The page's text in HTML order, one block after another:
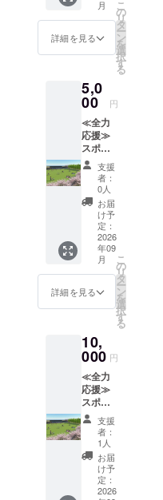
が一、
天災な
どのや
むを得
由で掲
出場
所、掲
出物等
が使用
できな
くなっ
た場
合、私
たちに
できる
限りの
ケアは
させて
いただ
きます
が、そ
れ以上
の対応
かねま
す。 ※
イベン
ト日や
天候不
順、そ
の他の
理由で
掲出で
きない
日が発
生する
こと、
称）
と、
ゴール
ポスト
カバー
銘内容
をご記
入くだ
さい。
ロゴを
希望さ
れた方
には別
途担当
者より
ご連絡
させて
いただ
きま
す。 ＜
例＞ ２
台とも
バック
ネット
望 ゴー
ルポス
トカ
バー 株
式会社
豊田ス
タジア
ム １台
目 バッ
クネッ
ト ロゴ
希望
ゴール
芳名の
お名前
をご記
入くだ
さい。
＞ ベン
チ記銘
憩いの
ベンチ
山田 次
郎 山田
花子 芳
名板 山
田 太郎
＜例②
＞ ベン
チ記銘
どんな
天気で
すか。
ゆっく
りして
ね。 山
田 太郎
山田 太
郎 ※ベ
ンチの
位置は
お選び
いただ
けませ
ん。ま
た公園
内で移
動させ
ること
がござ
③ZEBR
A
Coffee
&
Croissa
ヒー券
４枚
（全ド
リンク
に使え
ます。
価格帯
約500～
750円）
※とよた
スポー
ツパー
ク店の
みで使
用可
能。 ※
使用期
限
2026年
～2027
年3月31
日 ※現
金との
交換は
できま
せん。
おつり
は出ま
せん。
※郵送に
て提供
予定
了まで
掲出方
法：ク
ラブハ
ウス入
面、芳
名板に
個人名
よりも
大きく
法人名
を掲
出。 ※
御芳名
は法
人、自
治体、
または
実在す
る団体
（競技
団体・
NPO
等）等
に限り
ます。
※文字数
によっ
ては、
スペー
スの関
係上、
文字の
サイズ
が小さ
くなる
ことが
ター ☆
時、必
ず備考
るHPへ
の御芳
名のお
名前を
ご記入
くださ
い。
掲載希
望がな
い場合
は、
「掲載
不要」
とご記
たしま
す。
②HP内
ジタル
芳名
※①と同
じもの
を掲出
③サン
クスレ
ター ☆
支援
時、必
ず備考
欄に希
望され
るHPへ
の御芳
名前を
ご記入
掲載希
望がな
い場合
は、
「掲載
不要」
とご記
入くだ
さい。
このリ
ターン
は【ス
（競技
団体・
NPO
く）も
可。
○○高校
OB一同
※いただ
いた費
用は手
数料を
除きす
べてコ
ミュニ
ティ
ガーデ
ンの運
営費に
使用い
特設
ページ
へのデ
ジタル
芳名
※①と同
じもの
を掲出
③サン
クスレ
ター ☆
支援
時、必
公式HP
のコ
ミュニ
ジにお
名前を
御芳名
は法
人、自
治体、
または
実在す
る団体
（競技
団体・
NPO
等）等
の名称
に限り
ます。
※このプ
だいた
費用は
手数料
を除き
すべて
コミュ
ニティ
ガーデ
ンの運
営費に
使用い
たしま
す。
応援し
たい！
という
方の
謝の気
持ちを
込め
て、お
礼の
メッ
セージ
をお送
りし、
HPにお
名前を
掲載し
ます。
☆支援
時、必
ず備考
欄に希
名のお
名前を
くださ
い。
掲載希
望がな
い場合
は、
「掲載
不要」
とご記
入くだ
月
詳細を見る
こ
の
リ
タ
ー
ン
を
選
択
す
る
5,0
00 円
≪全力
応援≫
スポー
ツパー
ク応援
コース
返礼品
は必要
ないの
で、た
だただ
応援し
たい！
という
方の
謝の気
持ちを
込め
て、お
礼の
メッ
セージ
をお送
りし、
HPにお
名前を
掲載し
ます。
支援
者：
0人
お届
け予
定：
2026
年09
月
詳細を見る
こ
の
リ
タ
ー
ン
を
選
択
す
る
10,
000 円
≪全力
応援≫
スポー
ツパー
ク応援
コース
返礼品
は必要
ないの
で、た
支援
者：
1人
お届
け予
定：
2026